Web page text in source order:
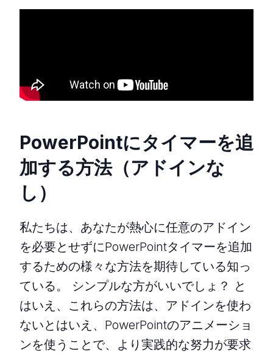
PowerPointにタイマーを追
加する方法（アドインな
し）
私たちは、あなたが熱心に任意のアドイン
を必要とせずにPowerPointタイマーを追加
するための様々な方法を期待している知っ
ている。 シンプルな方がいいでしょ？ と
はいえ、これらの方法は、アドインを使わ
ないとはいえ、PowerPointのアニメーショ
ンを使うことで、より実践的な努力が要求